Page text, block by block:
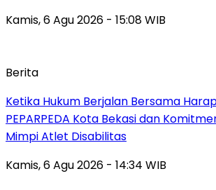
Kamis, 6 Agu 2026 - 15:08 WIB
Berita
Ketika Hukum Berjalan Bersama
PEPARPEDA Kota Bekasi dan
Mimpi Atlet Disabilitas
Kamis, 6 Agu 2026 - 14:34 WIB